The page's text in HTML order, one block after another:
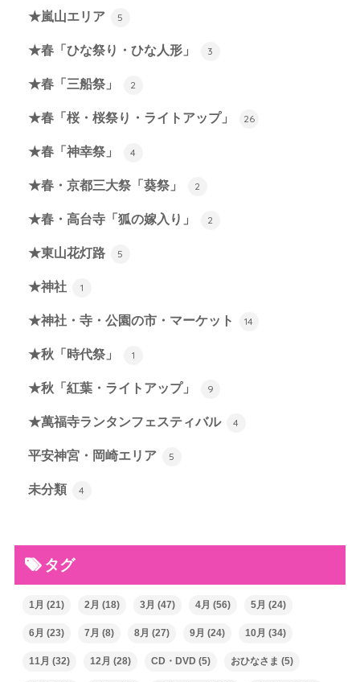
★嵐山エリア 5
★春「ひな祭り・ひな人形」 3
★春「三船祭」 2
★春「桜・桜祭り・ライトアップ」 26
★春「神幸祭」 4
★春・京都三大祭「葵祭」 2
★春・高台寺「狐の嫁入り」 2
★東山花灯路 5
★神社 1
★神社・寺・公園の市・マーケット 14
★秋「時代祭」 1
★秋「紅葉・ライトアップ」 9
★萬福寺ランタンフェスティバル 4
平安神宮・岡崎エリア 5
未分類 4
タグ
1月 (21) 2月 (18) 3月 (47) 4月 (56) 5月 (24)
6月 (23) 7月 (8) 8月 (27) 9月 (24) 10月 (34)
11月 (32) 12月 (28) CD・DVD (5) おひなさま (5)